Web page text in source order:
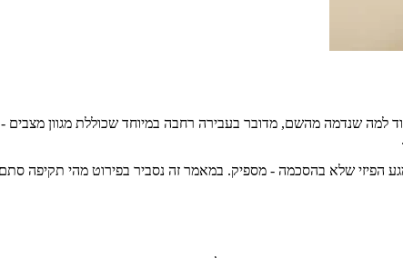
למה שנדמה מהשם, מדובר בעבירה רחבה במיוחד שכוללת מגוון מצבים
הפיזי שלא בהסכמה - מספיק. במאמר זה נסביר בפירוט מהי תקיפה